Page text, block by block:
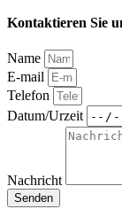
Kontaktieren Sie
Name
E-mail
Telefon
Datum/Urzeit
Nachricht
Senden